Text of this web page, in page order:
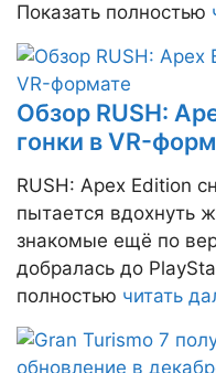
Показать полностью
Обзор RUSH:
гонки в VR-
RUSH: Apex Edition
пытается вдохнуть
знакомые ещё по
добралась до
полностью читать